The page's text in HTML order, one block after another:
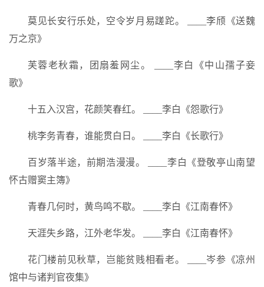
莫见长安行乐处，空令岁月易蹉跎。 ____李颀《送魏
万之京》
芙蓉老秋霜，团扇羞网尘。 ____李白《中山孺子妾
歌》
十五入汉宫，花颜笑春红。 ____李白《怨歌行》
桃李务青春，谁能贯白日。 ____李白《长歌行》
百岁落半途，前期浩漫漫。 ____李白《登敬亭山南望
怀古赠窦主簿》
青春几何时，黄鸟鸣不歇。 ____李白《江南春怀》
天涯失乡路，江外老华发。 ____李白《江南春怀》
花门楼前见秋草，岂能贫贱相看老。 ____岑参《凉州
馆中与诸判官夜集》